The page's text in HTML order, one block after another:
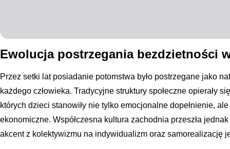
Ewolucja postrzegania bezdzietności
Przez setki lat posiadanie potomstwa było postrzegane jako
każdego człowieka. Tradycyjne struktury społeczne opierały
których dzieci stanowiły nie tylko emocjonalne dopełnienie,
ekonomiczne. Współczesna kultura zachodnia przeszła
akcent z kolektywizmu na indywidualizm oraz samorealizację